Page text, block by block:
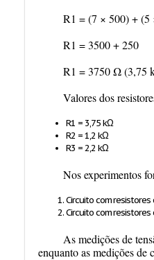
R1 = (7 × 500) + (5
R1 = 3500 + 250
R1 = 3750 Ω (3,75
Valores dos
R1 = 3,75 kΩ
R2 = 1,2 kΩ
R3 = 2,2 kΩ
Nos experimentos
Circuito com
Circuito com
As medições de
enquanto as medições